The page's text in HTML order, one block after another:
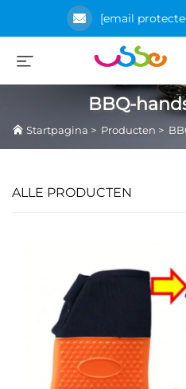
[email
BBQ-
Startpagina > Producten >
ALLE PRODUCTEN